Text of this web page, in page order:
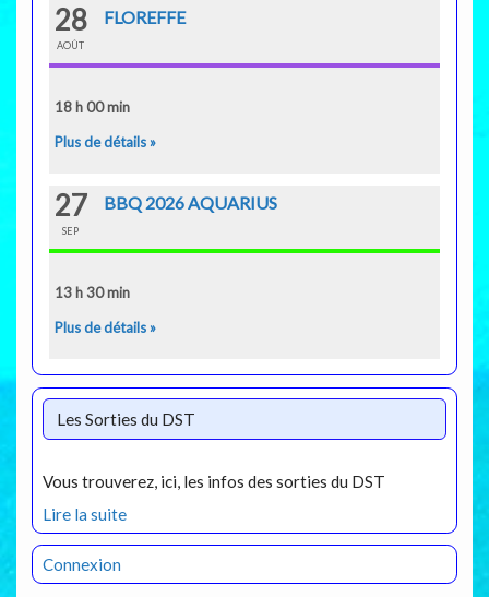
28
AOÛT
FLOREFFE
18 h 00 min
Plus de détails »
27
SEP
BBQ 2026 AQUARIUS
13 h 30 min
Plus de détails »
Les Sorties du DST
Vous trouverez, ici, les infos des sorties du DST
Lire la suite
Connexion